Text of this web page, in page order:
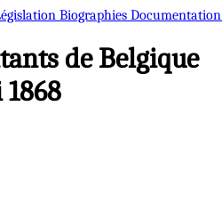
Biographies Documentation
de Belgique